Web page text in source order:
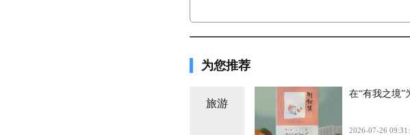
为您推荐
旅游
在“有我之境”
2026-07-26